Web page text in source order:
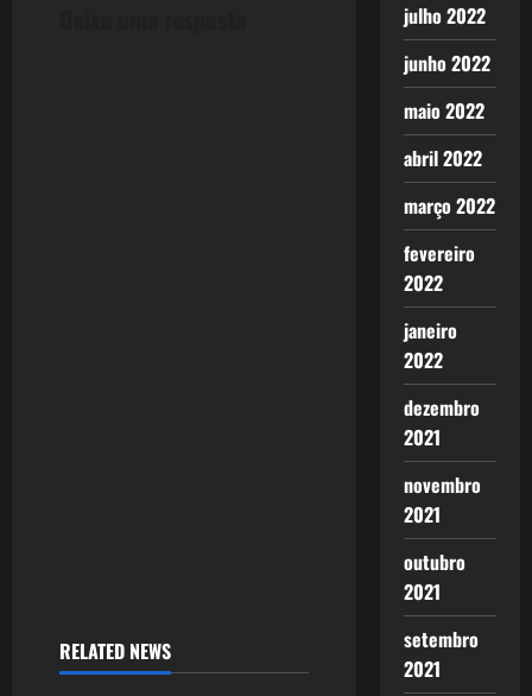
RELATED NEWS
julho 2022
junho 2022
maio 2022
abril 2022
março 2022
fevereiro
2022
janeiro
2022
dezembro
2021
novembro
2021
outubro
2021
setembro
2021